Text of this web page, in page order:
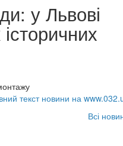
у Львові
текст новини на
Всі